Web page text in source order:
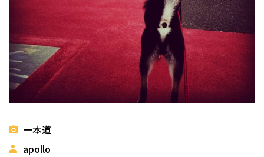
一本道
apollo